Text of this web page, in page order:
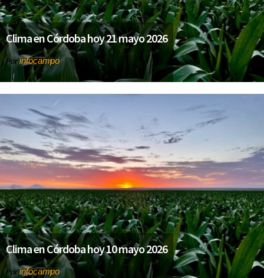
Clima en Córdoba hoy 21 mayo 2026
Por infocampo
Clima en Córdoba hoy 10 mayo 2026
Porinfocampo